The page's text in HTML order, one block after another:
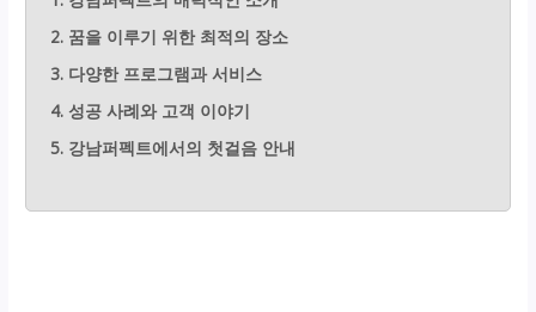
2. 꿈을 이루기 위한 최적의 장소
3. 다양한 프로그램과 서비스
4. 성공 사례와 고객 이야기
5. 강남퍼펙트에서의 첫걸음 안내